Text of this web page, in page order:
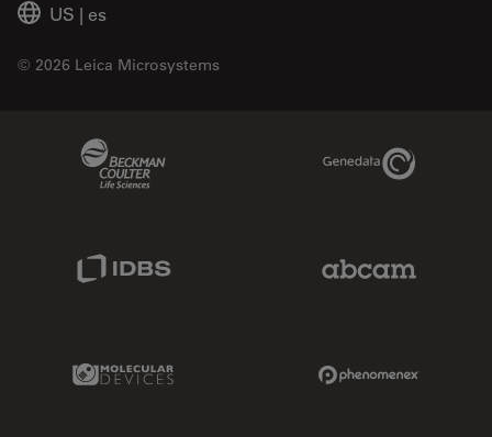
US | es
© 2026 Leica Microsystems
Genedata Link
Molecular Devices Link